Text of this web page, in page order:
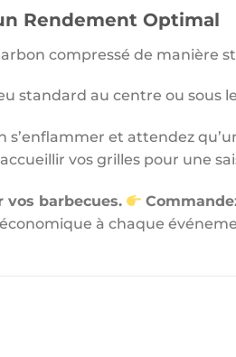
Rendement Optimal
compressé de manière
standard au centre ou sous
s’enflammer et attendez
vos grilles pour une
vos barbecues.
à chaque